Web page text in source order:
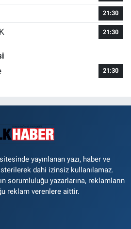
21:30
21:30
21:30
yayınlanan yazı, haber ve
dahi izinsiz kullanılamaz.
sorumluluğu yazarlarına, reklamların
reklam verenlere aittir.